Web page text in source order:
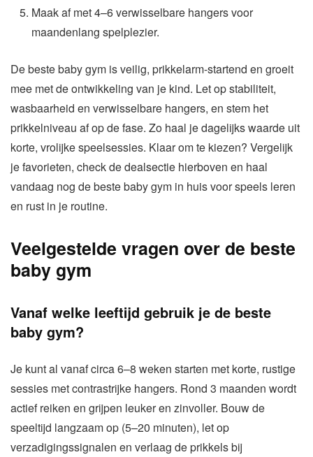
Maak af met 4–6 verwisselbare hangers voor
maandenlang spelplezier.
De beste baby gym is veilig, prikkelarm-startend en groeit
mee met de ontwikkeling van je kind. Let op stabiliteit,
wasbaarheid en verwisselbare hangers, en stem het
prikkelniveau af op de fase. Zo haal je dagelijks waarde uit
korte, vrolijke speelsessies. Klaar om te kiezen? Vergelijk
je favorieten, check de dealsectie hierboven en haal
vandaag nog de beste baby gym in huis voor speels leren
en rust in je routine.
Veelgestelde vragen over de beste
baby gym
Vanaf welke leeftijd gebruik je de beste
baby gym?
Je kunt al vanaf circa 6–8 weken starten met korte, rustige
sessies met contrastrijke hangers. Rond 3 maanden wordt
actief reiken en grijpen leuker en zinvoller. Bouw de
speeltijd langzaam op (5–20 minuten), let op
verzadigingssignalen en verlaag de prikkels bij